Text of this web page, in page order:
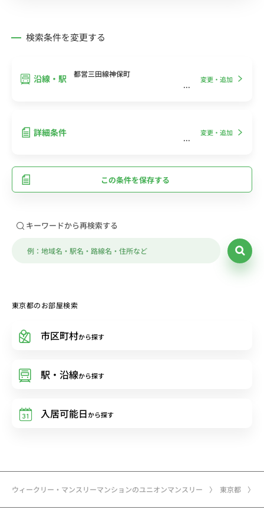
ウィークリー・マンスリーマンションのユニオンマンスリー 東京都
検索条件を変更する
沿線・駅 都営三田線神保町
変更・追加
詳細条件 変更・追加
この条件を保存する
キーワードから再検索する
東京都のお部屋検索
市区町村から探す
駅・沿線から探す
入居可能日から探す